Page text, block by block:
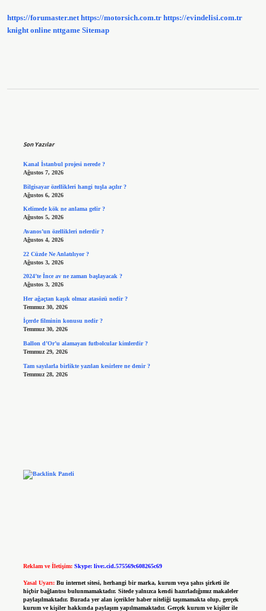
https://forumaster.net https://motorsich.com.tr https://evindelisi.com.tr
knight online nttgame Sitemap
Son Yazılar
Kanal İstanbul projesi nerede ?
Ağustos 7, 2026
Bilgisayar özellikleri hangi tuşla açılır ?
Ağustos 6, 2026
Kelimede kök ne anlama gelir ?
Ağustos 5, 2026
Avanos’un özellikleri nelerdir ?
Ağustos 4, 2026
22 Cüzde Ne Anlatılıyor ?
Ağustos 3, 2026
2024’te İnce av ne zaman başlayacak ?
Ağustos 3, 2026
Her ağaçtan kaşık olmaz atasözü nedir ?
Temmuz 30, 2026
İçerde filminin konusu nedir ?
Temmuz 30, 2026
Ballon d’Or’u alamayan futbolcular kimlerdir ?
Temmuz 29, 2026
Tam sayılarla birlikte yazılan kesirlere ne denir ?
Temmuz 28, 2026
Reklam ve İletişim: Skype: live:.cid.575569c608265c69
Yasal Uyarı: Bu internet sitesi, herhangi bir marka, kurum veya şahıs şirketi ile
hiçbir bağlantısı bulunmamaktadır. Sitede yalnızca kendi hazırladığımız makaleler
paylaşılmaktadır. Burada yer alan içerikler haber niteliği taşımamakta olup, gerçek
kurum ve kişiler hakkında paylaşım yapılmamaktadır. Gerçek kurum ve kişiler ile